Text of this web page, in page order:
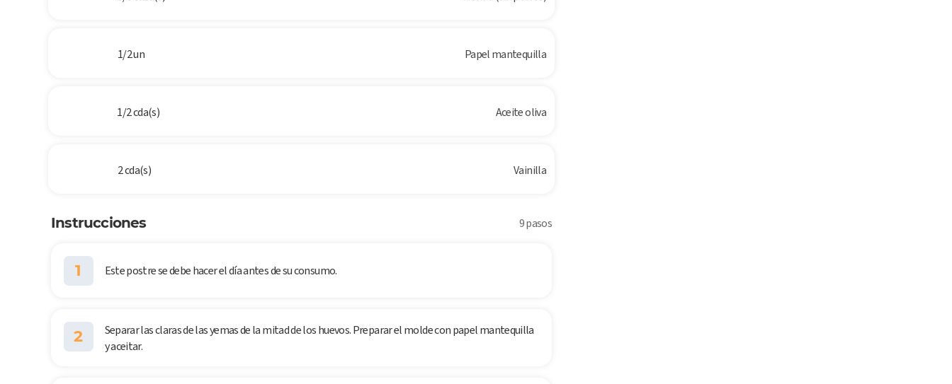
1/2 un Papel mantequilla
1/2 cda(s) Aceite oliva
2 cda(s) Vainilla
Instrucciones 9 pasos
1 Este postre se debe hacer el día antes de su consumo.
2
Separar las claras de las yemas de la mitad de los huevos. Preparar el molde con papel mantequilla
y aceitar.